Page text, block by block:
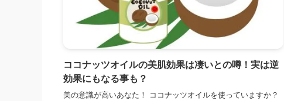
ココナッツオイルの美肌効果は凄いとの噂！実は逆
効果にもなる事も？
美の意識が高いあなた！ ココナッツオイルを使っていますか？